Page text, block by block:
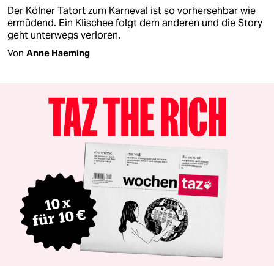
Der Kölner Tatort zum Karneval ist so vorhersehbar wie
ermüdend. Ein Klischee folgt dem anderen und die Story
geht unterwegs verloren.
Von Anne Haeming